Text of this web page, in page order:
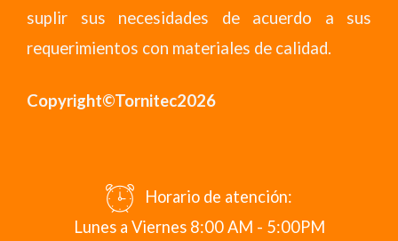
suplir sus necesidades de acuerdo a sus
requerimientos con materiales de calidad.
Copyright©Tornitec2026
Horario de atención:
Lunes a Viernes 8:00 AM - 5:00PM